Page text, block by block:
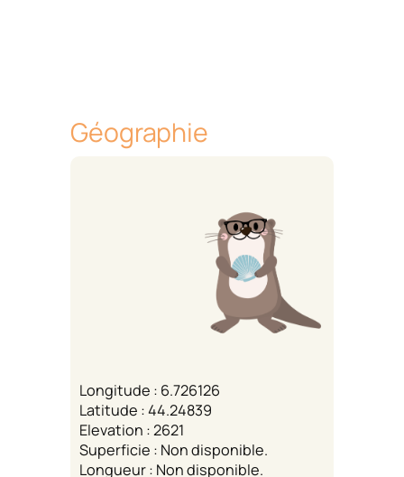
Géographie
Longitude : 6.726126
Latitude : 44.24839
Elevation : 2621
Superficie : Non disponible.
Longueur : Non disponible.